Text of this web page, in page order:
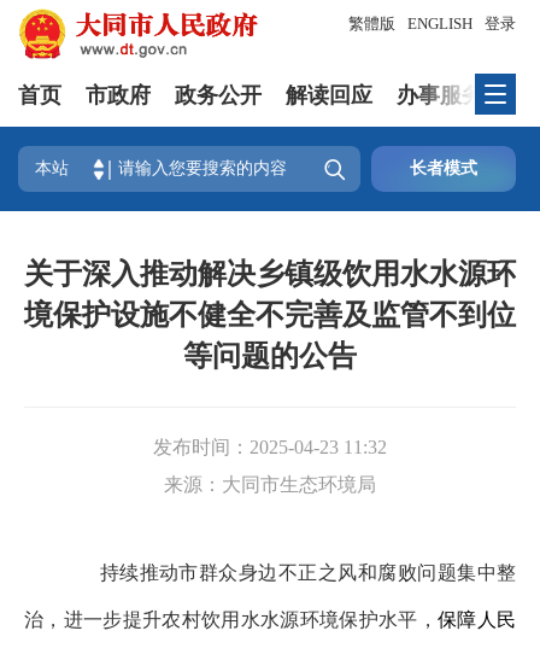
登录
繁體版 ENGLISH
首页 市政府 政务公开 解读回应 办事服务
本站  长者模式
关于深入推动解决乡镇级饮用水水源环
境保护设施不健全不完善及监管不到位
等问题的公告
发布时间： 2025-04-23 11:32
来源： 大同市生态环境局
持续推动市群众身边不正之风和腐败问题集中整
治，进一步提升农村饮用水水源环境保护水平， 保障人民